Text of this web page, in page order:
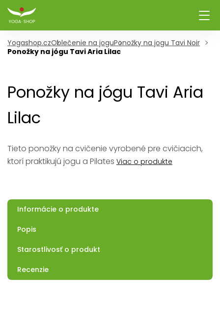
Yogashop.czOblečenie na joguPonožky na jogu Tavi Noir
Ponožky na jógu Tavi Aria Lilac
Ponožky na jógu Tavi Aria
Lilac
Tieto ponožky na cvičenie vyrobené pre cvičiacich,
ktorí praktikujú jogu a Pilates Viac o produkte
Informácie o produkte
Popis
Starostlivosť o produkt
Recenzie